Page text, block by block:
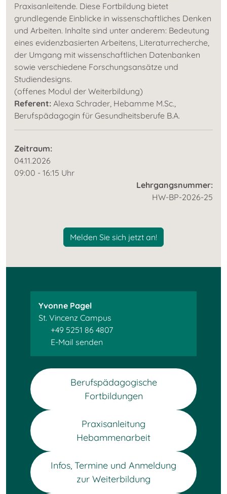
Praxisanleitende. Diese Fortbildung bietet
grundlegende Einblicke in wissenschaftliches Denken
und Arbeiten. Inhalte sind unter anderem: Bedeutung
eines evidenzbasierten Arbeitens, Literaturrecherche,
der Umgang mit wissenschaftlichen Datenbanken
sowie verschiedene Forschungsansätze und
Studiendesigns.
(offenes Modul der Weiterbildung)
Referent: Alexa Schrader, Hebamme M.Sc.,
Berufspädagogin für Gesundheitsberufe B.A.
Zeitraum:
04.11.2026
09:00 - 16:15 Uhr
Lehrgangsnummer:
HW-BP-2026-25
Melden Sie sich jetzt an!
Yvonne Pagel
St. Vincenz Campus
+49 5251 86 4807
E-Mail senden
Berufspädagogische
Fortbildungen
Praxisanleitung
Hebammenarbeit
Infos, Termine und Anmeldung
zur Weiterbildung